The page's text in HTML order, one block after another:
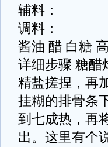
辅料：
调料：
酱油 醋 白糖
详细步骤 糖醋
精盐搓捏，再
挂糊的排骨条
到七成热，再
出。这里有个